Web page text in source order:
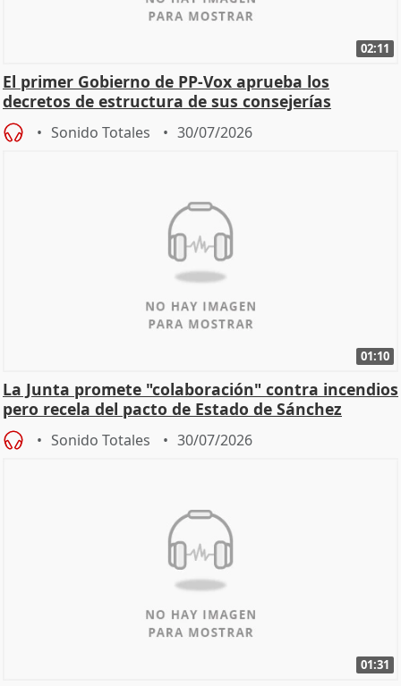
02:11
El primer Gobierno de PP-Vox aprueba los
decretos de estructura de sus consejerías
Sonido Totales 30/07/2026
01:10
La Junta promete "colaboración" contra incendios
pero recela del pacto de Estado de Sánchez
Sonido Totales 30/07/2026
01:31